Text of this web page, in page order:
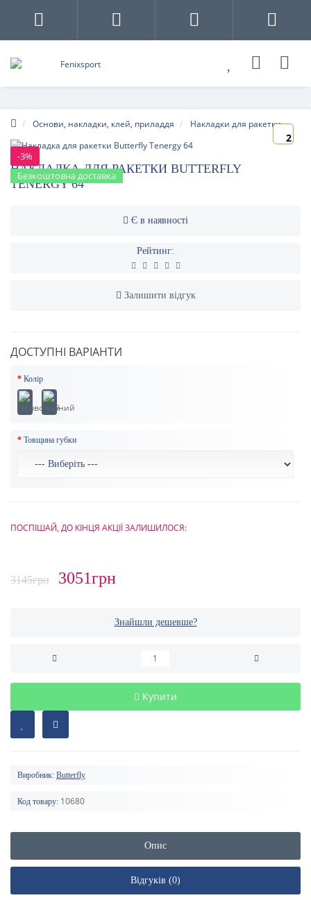
Основи, накладки, клей, приладдя Накладки для ракетки
-3%
Безкоштовна доставка
2
НАКЛАДКА ДЛЯ РАКЕТКИ BUTTERFLY
TENERGY 64
Є в наявності
Рейтинг:
Залишити відгук
ДОСТУПНІ ВАРІАНТИ
Колір
Товщина губки
ПОСПІШАЙ, ДО КІНЦЯ АКЦІЇ ЗАЛИШИЛОСЯ:
3145грн 3051грн
Знайшли дешевше?
Купити
Виробник: Butterfly
Код товару: 10680
Опис
Відгуків (0)